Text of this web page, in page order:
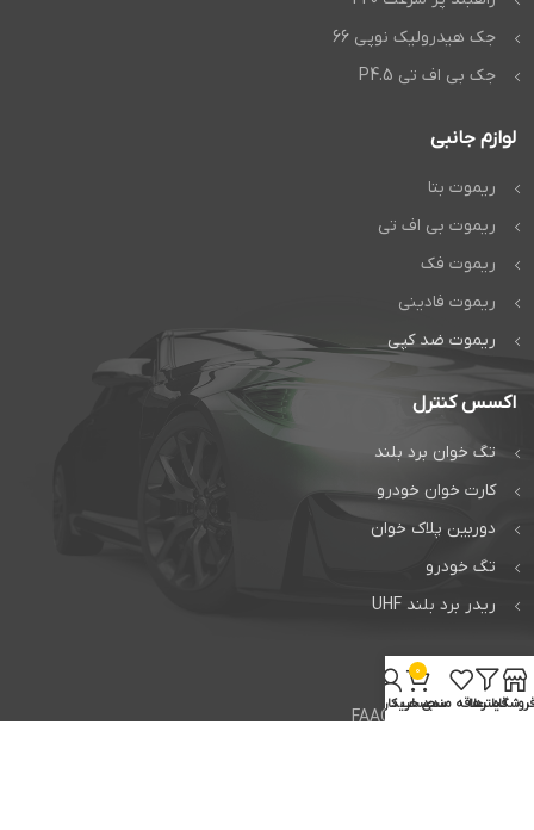
جک هیدرولیک نوپی 66
جک بی اف تی P4.5
لوازم جانبی
ریموت بتا
ریموت بی اف تی
ریموت فک
ریموت فادینی
ریموت ضد کپی
اکسس کنترل
تگ خوان برد بلند
کارت خوان خودرو
دوربین پلاک خوان
تگ خودرو
ریدر برد بلند UHF
خدمات
تعمیر جک فک FAAC
فروشگاهفیلترهاعلاقه مندی
0
سبد خرید
حساب کاربری من